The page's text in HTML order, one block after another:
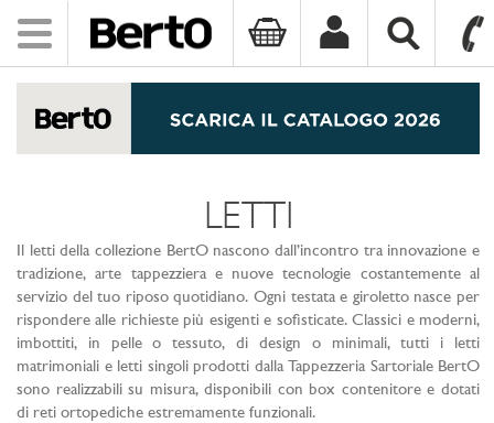
Toggle
navigation
LETTI
Il letti della collezione BertO nascono dall’incontro tra innovazione e
tradizione, arte tappezziera e nuove tecnologie costantemente al
servizio del tuo riposo quotidiano. Ogni testata e giroletto nasce per
rispondere alle richieste più esigenti e sofisticate. Classici e moderni,
imbottiti, in pelle o tessuto, di design o minimali, tutti i letti
matrimoniali e letti singoli prodotti dalla Tappezzeria Sartoriale BertO
sono realizzabili su misura, disponibili con box contenitore e dotati
di reti ortopediche estremamente funzionali.